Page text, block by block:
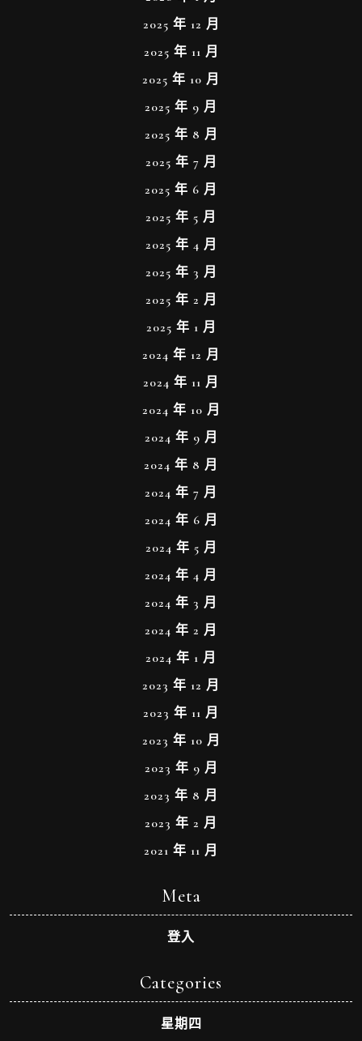
2025 年 12 月
2025 年 11 月
2025 年 10 月
2025 年 9 月
2025 年 8 月
2025 年 7 月
2025 年 6 月
2025 年 5 月
2025 年 4 月
2025 年 3 月
2025 年 2 月
2025 年 1 月
2024 年 12 月
2024 年 11 月
2024 年 10 月
2024 年 9 月
2024 年 8 月
2024 年 7 月
2024 年 6 月
2024 年 5 月
2024 年 4 月
2024 年 3 月
2024 年 2 月
2024 年 1 月
2023 年 12 月
2023 年 11 月
2023 年 10 月
2023 年 9 月
2023 年 8 月
2023 年 2 月
2021 年 11 月
Meta
登入
Categories
星期四